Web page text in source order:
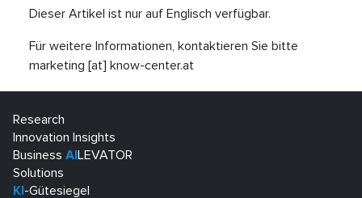
Dieser Artikel ist nur auf Englisch verfügbar.
Für weitere Informationen, kontaktieren Sie bitte
marketing [at] know-center.at
Research
Innovation Insights
Business AI LEVATOR
Solutions
KI -Gütesiegel